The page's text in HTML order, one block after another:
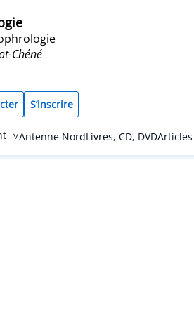
Chéné
S’inscrire
Antenne NordLivres, CD, DVDArticles